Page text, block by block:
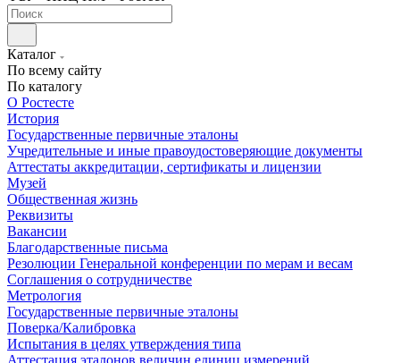
Каталог
По всему сайту
По каталогу
О Ростесте
История
Государственные первичные эталоны
Учредительные и иные правоудостоверяющие документы
Аттестаты аккредитации, сертификаты и лицензии
Музей
Общественная жизнь
Реквизиты
Вакансии
Благодарственные письма
Резолюции Генеральной конференции по мерам и весам
Соглашения о сотрудничестве
Метрология
Государственные первичные эталоны
Поверка/Калибровка
Испытания в целях утверждения типа
Аттестация эталонов величин единиц измерений